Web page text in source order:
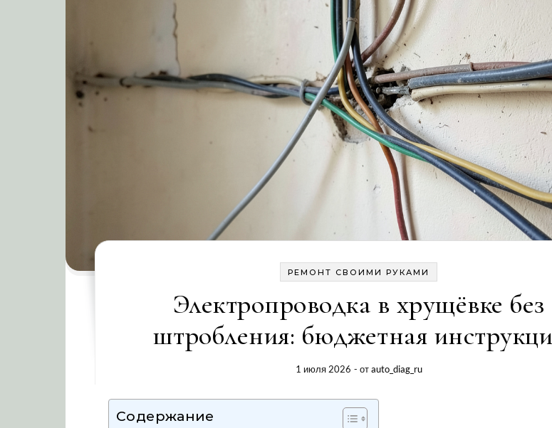
РЕМОНТ СВОИМИ РУКАМИ
Электропроводка в хрущёвке без
штробления: бюджетная
1 июля 2026 - отauto_diag_ru
Содержание